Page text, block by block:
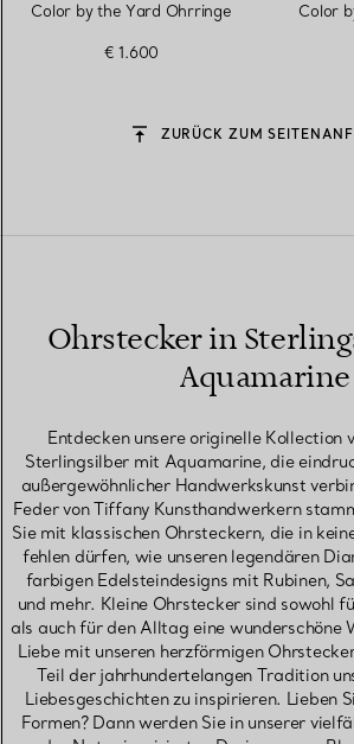
Color by the Yard Ohrringe
€ 1.600
Color
ZURÜCK ZUM
Ohrstecker in
Aquamarine
Entdecken unsere originelle Kollection
Sterlingsilber mit Aquamarine, die
außergewöhnlicher Handwerkskunst
Feder von Tiffany Kunsthandwerkern
Sie mit klassischen Ohrsteckern, die in
fehlen dürfen, wie unseren legendären
farbigen Edelsteindesigns mit Rubinen,
und mehr. Kleine Ohrstecker sind sowohl
als auch für den Alltag eine wunderschöne
Liebe mit unseren herzförmigen
Teil der jahrhundertelangen Tradition
Liebesgeschichten zu inspirieren. Lieben
Formen? Dann werden Sie in unserer